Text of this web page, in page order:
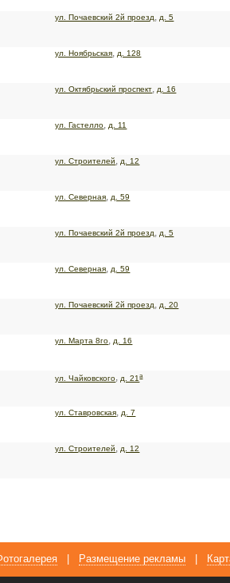
ул. Почаевский 2й проезд,д. 5
ул. Ноябрьская,д. 128
ул. Октябрьский проспект,д. 16
ул. Гастелло,д. 11
ул. Строителей,д. 12
ул. Северная,д. 59
ул. Почаевский 2й проезд,д. 5
ул. Северная,д. 59
ул. Почаевский 2й проезд,д. 20
ул. Марта 8го,д. 16
ул. Чайковского, д. 21а
ул. Ставровская,д. 7
ул. Строителей,д. 12
Размещение рекламы